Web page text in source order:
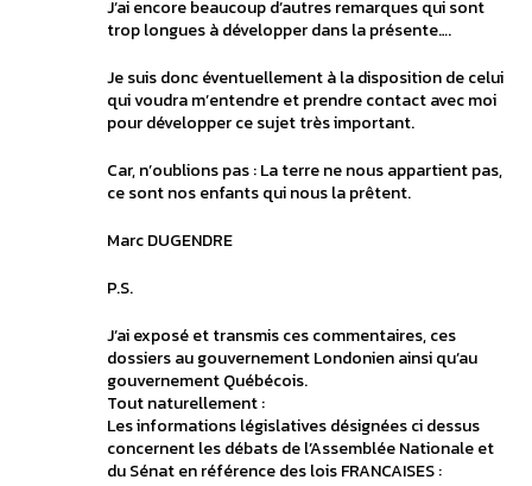
J’ai encore beaucoup d’autres remarques qui sont
trop longues à développer dans la présente….
Je suis donc éventuellement à la disposition de celui
qui voudra m’entendre et prendre contact avec moi
pour développer ce sujet très important.
Car, n’oublions pas : La terre ne nous appartient pas,
ce sont nos enfants qui nous la prêtent.
Marc DUGENDRE
P.S.
J’ai exposé et transmis ces commentaires, ces
dossiers au gouvernement Londonien ainsi qu’au
gouvernement Québécois.
Tout naturellement :
Les informations législatives désignées ci dessus
concernent les débats de l’Assemblée Nationale et
du Sénat en référence des lois FRANCAISES :